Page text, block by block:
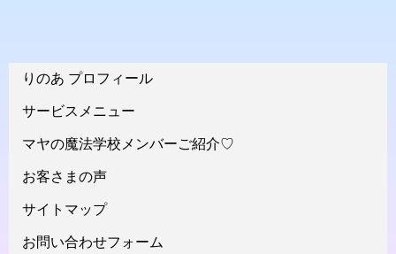
りのあ プロフィール
サービスメニュー
マヤの魔法学校メンバーご紹介♡
お客さまの声
サイトマップ
お問い合わせフォーム